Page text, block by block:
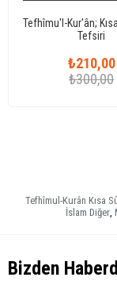
Tefhîmu'l-Kur'ân;
Tefsiri
₺210,00
₺300,00
Tefhîmul-Kurân Kısa
İslam Diğer,
Bizden